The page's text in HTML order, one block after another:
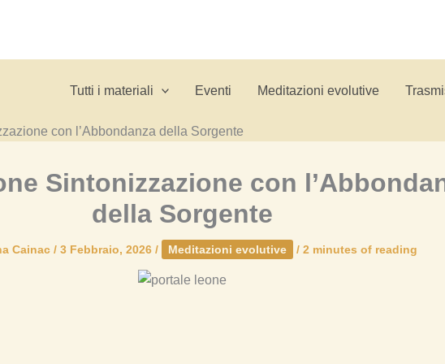
Tutti i materiali Eventi Meditazioni evolutive
con l’Abbondanza della Sorgente
Sintonizzazione con
della Sorgente
Cainac / 3 Febbraio, 2026 / Meditazioni evolutive / 2 minutes of reading